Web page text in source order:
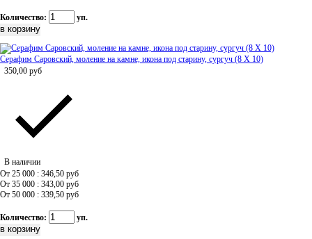
Количество: уп.
Серафим Саровский, моление на камне, икона под старину, сургуч (8 Х 10)
350,00 руб
В наличии
От 25 000 : 346,50 руб
От 35 000 : 343,00 руб
От 50 000 : 339,50 руб
Количество: уп.